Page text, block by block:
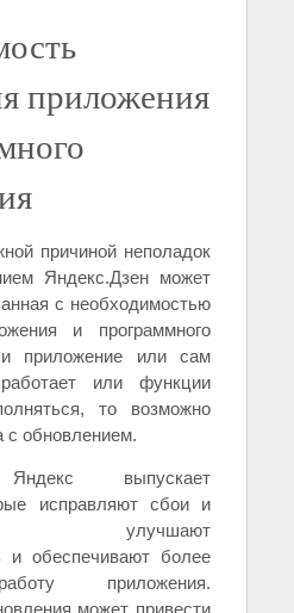
приложения
причиной неполадок
Яндекс.Дзен может
с необходимостью
и программного
приложение или сам
или функции
то возможно
с обновлением.
Яндекс выпускает
исправляют сбои и
улучшают
и обеспечивают более
приложения.
может привести